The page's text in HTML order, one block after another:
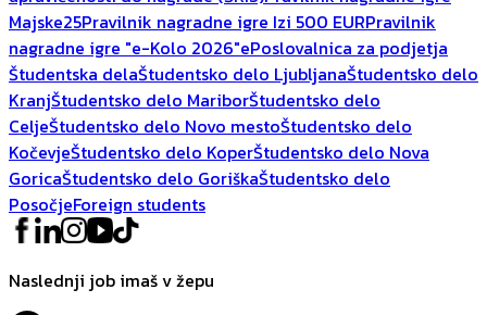
Majske25Pravilnik nagradne igre Izi 500 EURPravilnik
nagradne igre "e-Kolo 2026"ePoslovalnica za podjetja
Študentska delaŠtudentsko delo LjubljanaŠtudentsko delo
KranjŠtudentsko delo MariborŠtudentsko delo
CeljeŠtudentsko delo Novo mestoŠtudentsko delo
KočevjeŠtudentsko delo KoperŠtudentsko delo Nova
GoricaŠtudentsko delo GoriškaŠtudentsko delo
PosočjeForeign students
Naslednji job imaš v žepu